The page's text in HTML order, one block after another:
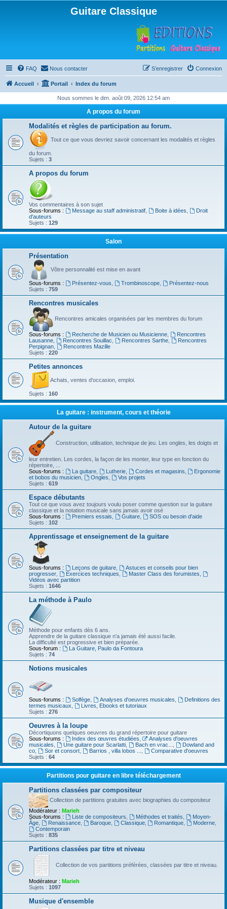
Guitare Classique
FAQ Nous contacter Connexion
S’enregistrer
Accueil Portail Index du forum
Nous sommes le dim. août 09, 2026 12:54 am
A propos du forum
Modalités et règles de participation au forum.
Tout ce que vous devriez savoir concernant les modalités et règles
du forum.
Sujets : 3
A propos du forum
Vos commentaires à son sujet
Sous-forums :
Message au staff administratif, Boite à idées
Droit
d'auteurs
Sujets : 129
Salon
Présentation
Vôtre personnalité est mise en avant
Sous-forums : Présentez-vous Trombinoscope,
Présentez-nous
Sujets : 759
Rencontres musicales
Rencontres amicales organisées par les membres du forum
Sous-forums : Recherche de Musicien ou Musicienne,
Rencontres
Lausanne
Rencontres Souillac Rencontres Sarthe,
Rencontres
Perpignan
Rencontres Mazille
Sujets : 220
Petites annonces
Achats, ventes d'occasion, emploi.
Sujets : 160
La guitare : instrument, cours et théorie
Autour de la guitare
Construction, utilisation, technique de jeu. Les ongles, les doigts et
leur entretien. Les cordes, la façon de les monter, leur type en fonction du
répertoire, ...
Sous-forums :
La guitare, Lutherie, Cordes et magasins
Ergonomie
et bobos du musicien
Ongles
Vos projets
Sujets : 619
Espace débutants
Tout ce que vous avez toujours voulu poser comme question sur la guitare
classique et la notation musicale sans jamais avoir osé
Sous-forums :
Premiers essais Guitare,
SOS ou besoin d'aide
Sujets : 102
Apprentissage et enseignement de la guitare
Sous-forums : Leçons de guitare,
Astuces et conseils pour bien
progresser
Exercices techniques Master Class des forumistes
Vidéos avec partition
Sujets : 1646
La méthode à Paulo
Méthode pour enfants dès 6 ans.
Apprendre de la guitare classique n'a jamais été aussi facile.
La difficulté est progressive et bien préparée.
Sous-forum :
La Guitare, Paulo da Fontoura
Sujets : 74
Notions musicales
Sous-forums : Solfège, Analyses d'oeuvres musicales
Definitions des
termes musicaux
Livres, Ebooks et tutoriaux
Sujets : 276
Oeuvres à la loupe
Décortiquons quelques oeuvres du grand répertoire pour guitare
Sous-forums :
Index des œuvres étudiées
Analyses d'oeuvres
musicales
Une guitare pour Scarlatti, Bach en vrac...
Dowland and
co
Sor et consort, Barrios , villa lobos ...
Comparative d'oeuvres
Sujets : 64
Partitions pour guitare en libre téléchargement
Partitions classées par compositeur
Collection de partitions gratuites avec biographies du compositeur
Modérateur : Marieh
Sous-forums :
Liste de compositeurs Méthodes et traités
Moyen-
Âge
Renaissance, Baroque, Classique, Romantique Moderne
Contemporain
Sujets : 835
Partitions classées par titre et niveau
Collection de vos partitions préférées, classées par titre et niveau.
Modérateur : Marieh
Sujets : 1097
Musique d'ensemble